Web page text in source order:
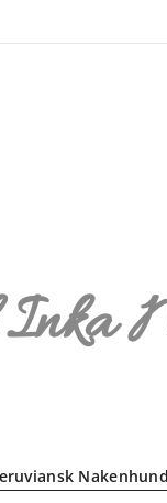
Inka
Nakenhund